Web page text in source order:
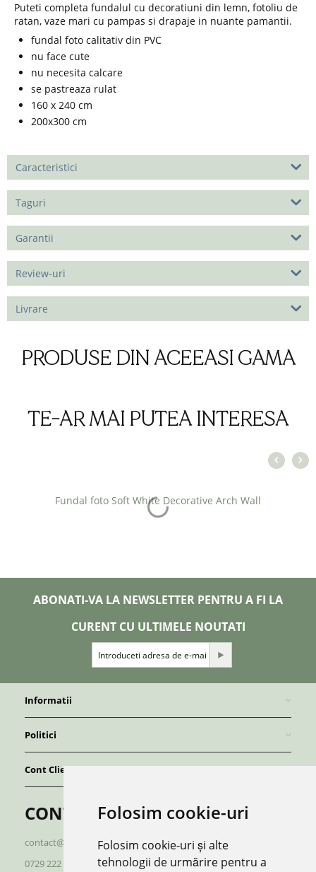
Folosim cookie-uri
Folosim cookie-uri și alte
tehnologii de urmărire pentru a
Puteti completa fundalul cu decoratiuni din lemn, fotoliu de
ratan, vaze mari cu pampas si drapaje in nuante pamantii.
fundal foto calitativ din PVC
nu face cute
nu necesita calcare
se pastreaza rulat
160 x 240 cm
200x300 cm
Caracteristici
Taguri
Garantii
Review-uri
Livrare
PRODUSE DIN ACEEASI GAMA
TE-AR MAI PUTEA INTERESA
Fundal foto Soft White Decorative Arch Wall
ABONATI-VA LA NEWSLETTER PENTRU A FI LA
CURENT CU ULTIMELE NOUTATI
Informatii
Politici
Cont Client
CONTACT
contact@redboutique.ro
0729 222 920
0729 222 521